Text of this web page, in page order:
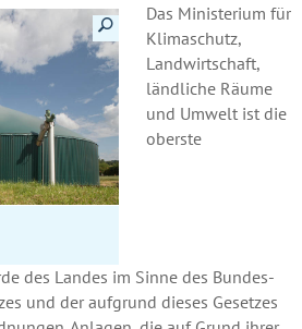
Details anzeigenDas Ministerium für
Klimaschutz,
Landwirtschaft,
ländliche Räume
und Umwelt ist die
oberste
des Landes im Sinne des Bundes-
und der aufgrund dieses Gesetzes